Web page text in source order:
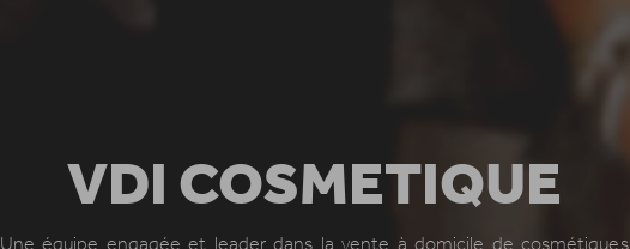
VDI COSMETIQUE
Une équipe engagée et leader dans la vente à domicile de cosmétiques